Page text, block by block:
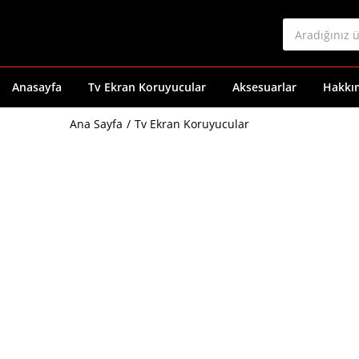
Anasayfa Tv Ekran Koruyucular Aksesuarlar
Ana Sayfa Tv Ekran Koruyucular